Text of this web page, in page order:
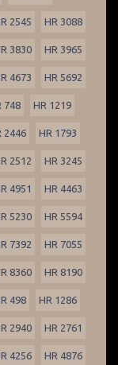
2545 HR 3088
3830 HR 3965
4673 HR 5692
748 HR 1219
2446 HR 1793
2512 HR 3245
4951 HR 4463
5230 HR 5594
7392 HR 7055
8360 HR 8190
498 HR 1286
2940 HR 2761
4256 HR 4876